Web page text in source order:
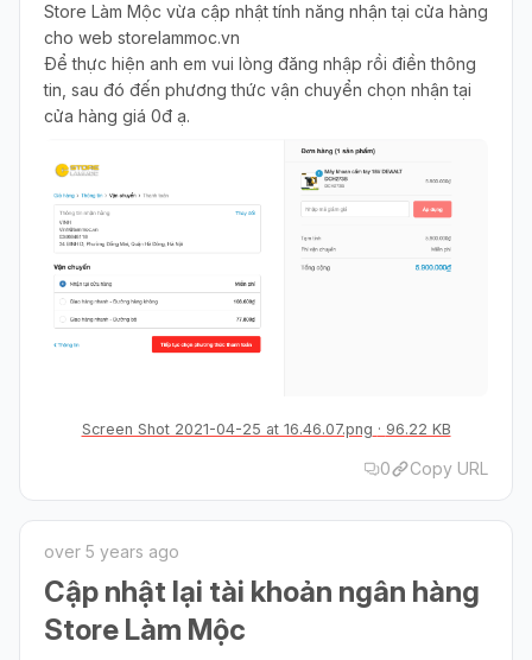
Store Làm Mộc vừa cập nhật tính năng nhận tại cửa hàng
cho web storelammoc.vn
Để thực hiện anh em vui lòng đăng nhập rồi điền thông
tin, sau đó đến phương thức vận chuyển chọn nhận tại
cửa hàng giá 0đ ạ.
Screen Shot 2021-04-25 at 16.46.07.png 96.22 KB
0 Copy URL
over 5 years ago
Cập nhật lại tài khoản ngân hàng
Store Làm Mộc